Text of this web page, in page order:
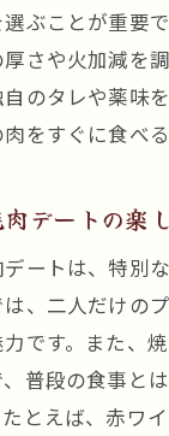
ぶことが重要
さや火加減を
のタレや薬味
をすぐに食べ
デートの楽
ートは、特別
、二人だけの
です。また、
普段の食事と
とえば、赤ワ